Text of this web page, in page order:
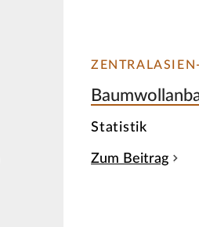
Statistik
Zum Beitrag